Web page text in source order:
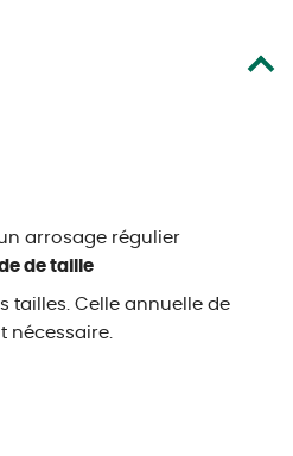
arrosage régulier
de taille
tailles. Celle annuelle de
nécessaire.